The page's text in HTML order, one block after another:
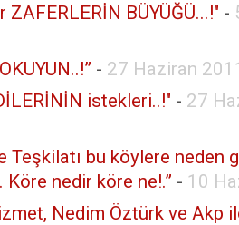
BÜYÜĞÜ...!" -
- 27 Haziran
istekleri..!" - 27
Teşkilatı bu köylere neden
Köre nedir köre ne!.” - 10
Nedim Öztürk ve Akp